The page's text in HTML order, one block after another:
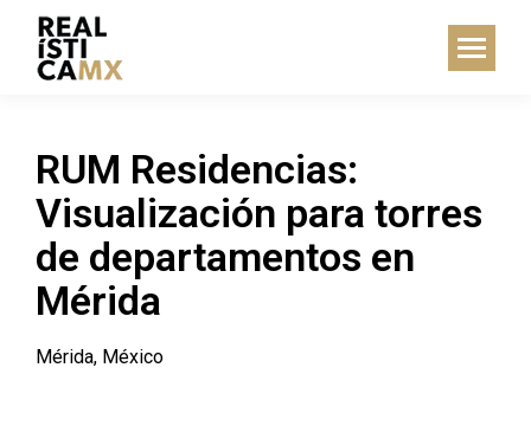
RUM Residencias:
Visualización para torres
de departamentos en
Mérida
Mérida, México